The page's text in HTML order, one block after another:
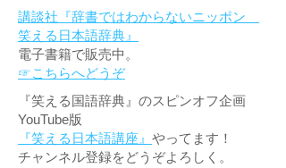
講談社『辞書ではわからないニッポン
笑える日本語辞典』
電子書籍で販売中。
☞こちらへどうぞ
『笑える国語辞典』のスピンオフ企画
YouTube版
『笑える日本語講座』 やってます！
チャンネル登録をどうぞよろしく。